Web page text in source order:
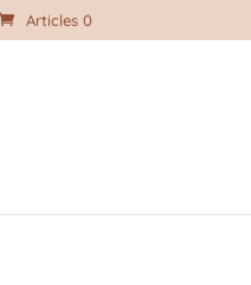
Articles 0